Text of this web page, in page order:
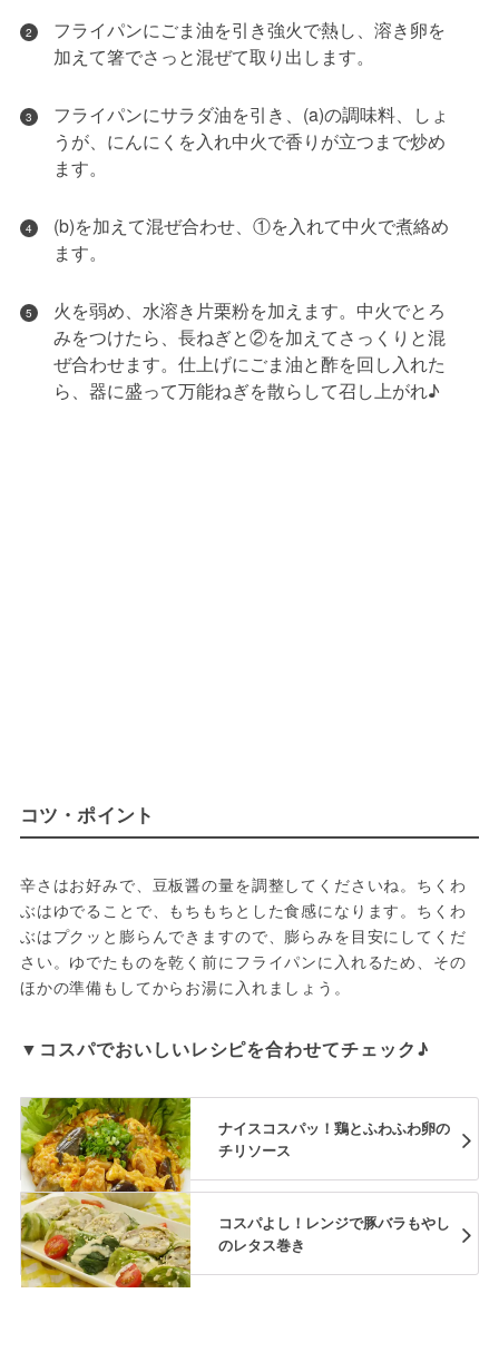
2
フライパンにごま油を引き強火で熱し、溶き卵を
加えて箸でさっと混ぜて取り出します。
3
フライパンにサラダ油を引き、(a)の調味料、しょ
うが、にんにくを入れ中火で香りが立つまで炒め
ます。
4
(b)を加えて混ぜ合わせ、①を入れて中火で煮絡め
ます。
5
火を弱め、水溶き片栗粉を加えます。中火でとろ
みをつけたら、長ねぎと②を加えてさっくりと混
ぜ合わせます。仕上げにごま油と酢を回し入れた
ら、器に盛って万能ねぎを散らして召し上がれ♪
コツ・ポイント
辛さはお好みで、豆板醤の量を調整してくださいね。ちくわ
ぶはゆでることで、もちもちとした食感になります。ちくわ
ぶはプクッと膨らんできますので、膨らみを目安にしてくだ
さい。ゆでたものを乾く前にフライパンに入れるため、その
ほかの準備もしてからお湯に入れましょう。
▼コスパでおいしいレシピを合わせてチェック♪
ナイスコスパッ！鶏とふわふわ卵の
チリソース
コスパよし！レンジで豚バラもやし
のレタス巻き